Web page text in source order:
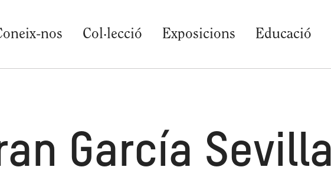
nos Col·lecció Exposicions Educació
García Sevilla